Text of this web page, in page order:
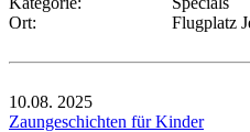
Ort:
Flugplatz
10.08. 2025
Zaungeschichten für Kinder